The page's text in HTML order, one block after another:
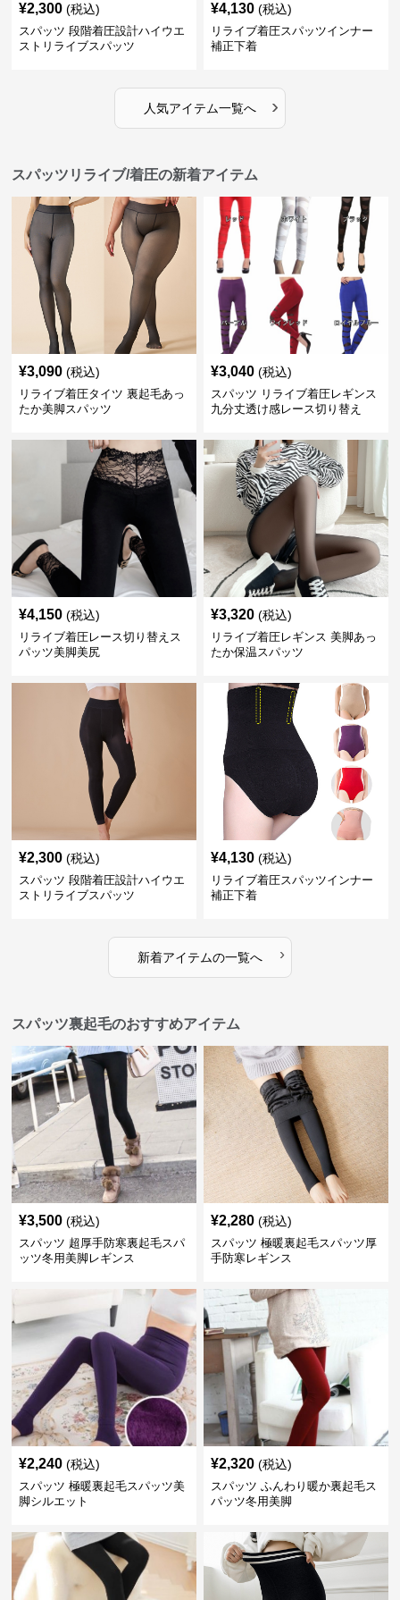
¥2,300 (税込)
スパッツ 段階着圧設計ハイウエ
ストリライブスパッツ
¥4,130 (税込)
リライブ着圧スパッツインナー
補正下着
人気アイテム一覧へ ›
スパッツリライブ/着圧の新着アイテム
¥3,090 (税込)
リライブ着圧タイツ 裏起毛あっ
たか美脚スパッツ
¥3,040 (税込)
スパッツ リライブ着圧レギンス
九分丈透け感レース切り替え
¥4,150 (税込)
リライブ着圧レース切り替えス
パッツ美脚美尻
¥3,320 (税込)
リライブ着圧レギンス 美脚あっ
たか保温スパッツ
¥2,300 (税込)
スパッツ 段階着圧設計ハイウエ
ストリライブスパッツ
¥4,130 (税込)
リライブ着圧スパッツインナー
補正下着
新着アイテムの一覧へ ›
スパッツ裏起毛のおすすめアイテム
¥3,500 (税込)
スパッツ 超厚手防寒裏起毛スパ
ッツ冬用美脚レギンス
¥2,280 (税込)
スパッツ 極暖裏起毛スパッツ厚
手防寒レギンス
¥2,240 (税込)
スパッツ 極暖裏起毛スパッツ美
脚シルエット
¥2,320 (税込)
スパッツ ふんわり暖か裏起毛ス
パッツ冬用美脚